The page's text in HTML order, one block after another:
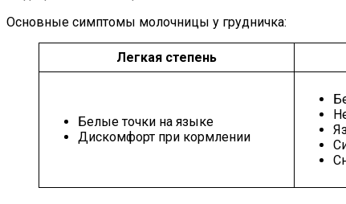
Основные симптомы молочницы у грудничка:
Легкая степень
Белые точки на языке
Дискомфорт при кормлении